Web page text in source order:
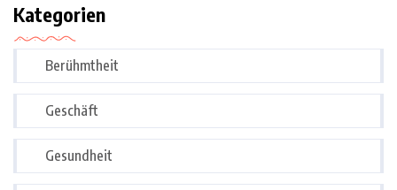
Kategorien
Berühmtheit
Geschäft
Gesundheit